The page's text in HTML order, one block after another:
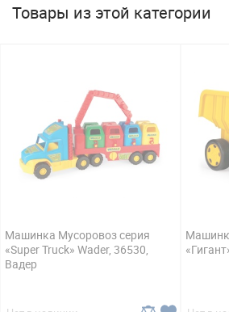
Товары из этой категории
Машинка Мусоровоз серия
«Super Truck» Wader, 36530,
Вадер